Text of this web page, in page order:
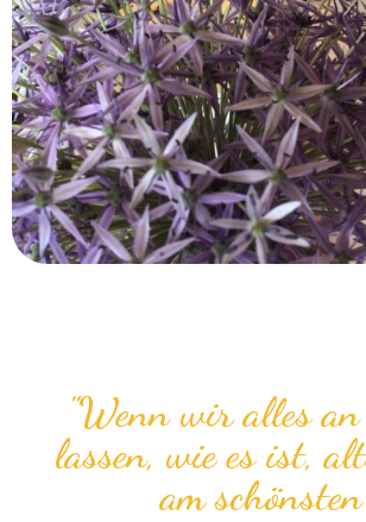
"Wenn wir alles
lassen, wie es ist,
am